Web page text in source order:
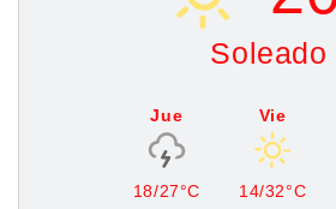
Soleado
Jue
18/27°C
Vie
14/32°C